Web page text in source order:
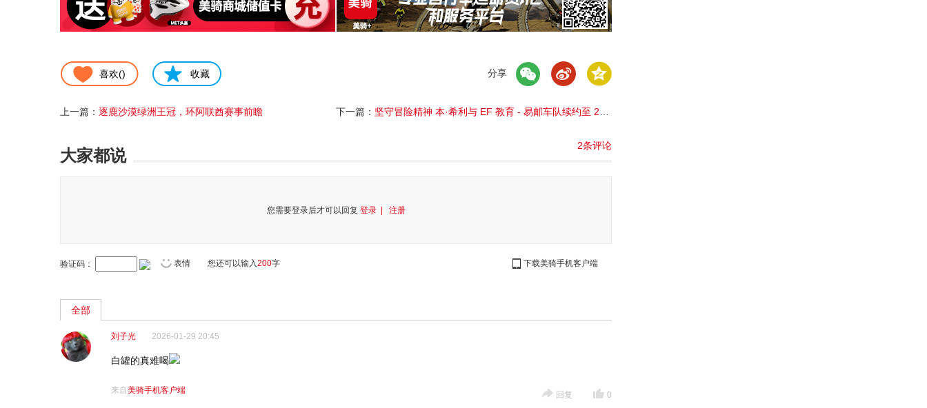
喜欢() 收藏 分享
上一篇： 逐鹿沙漠绿洲王冠，环阿联酋赛事前瞻 下一篇： 坚守冒险精神 本·希利与 EF 教育 - 易邮车队续约至 2029 年
大家都说
2条评论
您需要登录后才可以回复 登录 | 注册
验证码： 表情 下载美骑手机客户端
您还可以输入200字
全部
刘子光 2026-01-29 20:45
白罐的真难喝
来自美骑手机客户端 0
回复